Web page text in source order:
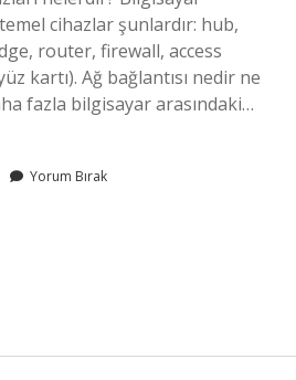
cihazlar şunlardır: hub,
router, firewall, access
kartı). Ağ bağlantısı nedir ne
fazla bilgisayar arasındaki…
Yorum Bırak